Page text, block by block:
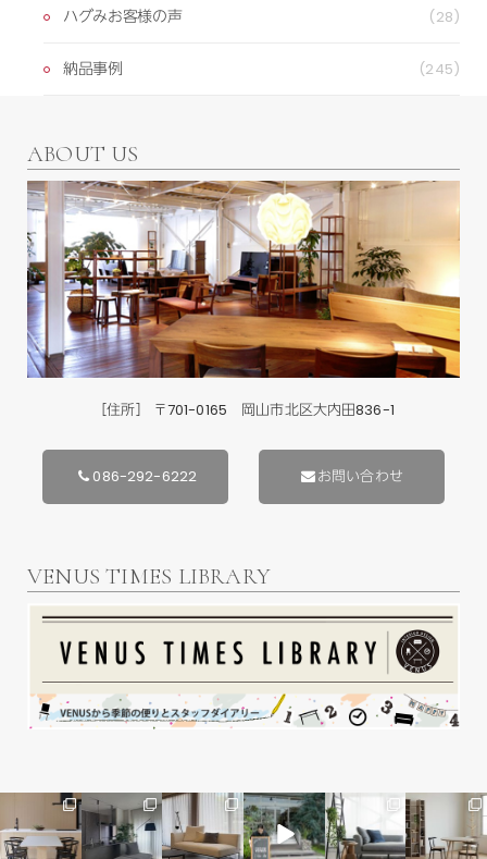
ハグみお客様の声 (28)
納品事例 (245)
ABOUT US
［住所］ 〒701-0165 岡山市北区大内田836-1
086-292-6222 お問い合わせ
VENUS TIMES LIBRARY